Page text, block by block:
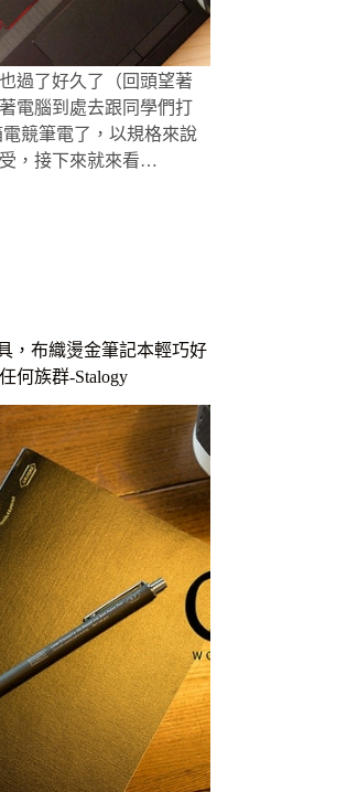
過了好久了（回頭望著
電腦到處去跟同學們打
競筆電了，以規格來說
，接下來就來看…
，布織燙金筆記本輕巧好
何族群-Stalogy